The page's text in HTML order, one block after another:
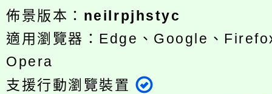
佈景版本： neilrpjhstyc
適用瀏覽器：Edge、Google、
Opera
支援行動瀏覽裝置